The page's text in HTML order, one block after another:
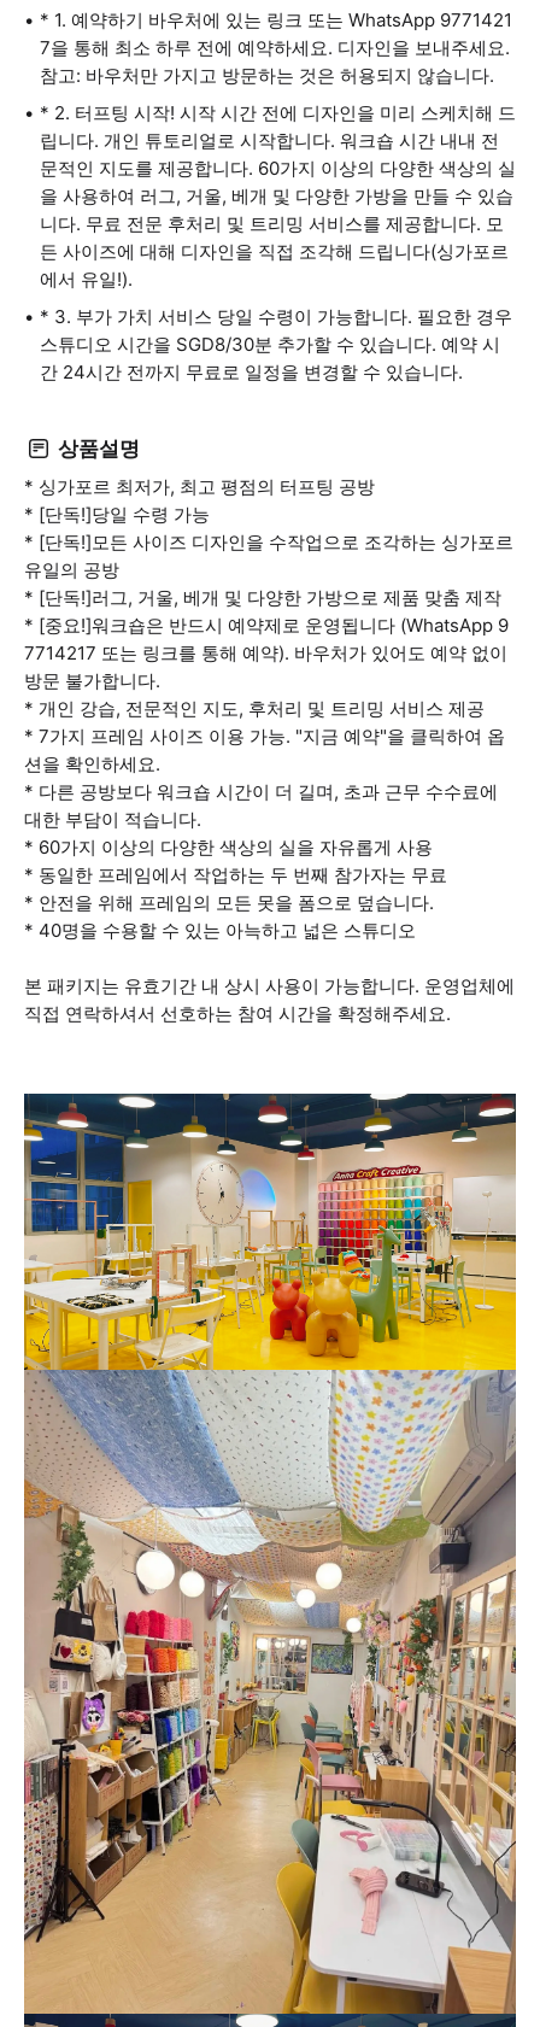
* 1. 예약하기 바우처에 있는 링크 또는 WhatsApp 9771421
7을 통해 최소 하루 전에 예약하세요. 디자인을 보내주세요.
참고: 바우처만 가지고 방문하는 것은 허용되지 않습니다.
* 2. 터프팅 시작! 시작 시간 전에 디자인을 미리 스케치해 드
립니다. 개인 튜토리얼로 시작합니다. 워크숍 시간 내내 전
문적인 지도를 제공합니다. 60가지 이상의 다양한 색상의 실
을 사용하여 러그, 거울, 베개 및 다양한 가방을 만들 수 있습
니다. 무료 전문 후처리 및 트리밍 서비스를 제공합니다. 모
든 사이즈에 대해 디자인을 직접 조각해 드립니다(싱가포르
에서 유일!).
* 3. 부가 가치 서비스 당일 수령이 가능합니다. 필요한 경우
스튜디오 시간을 SGD8/30분 추가할 수 있습니다. 예약 시
간 24시간 전까지 무료로 일정을 변경할 수 있습니다.
상품설명
* 싱가포르 최저가, 최고 평점의 터프팅 공방
* [단독!]당일 수령 가능
* [단독!]모든 사이즈 디자인을 수작업으로 조각하는 싱가포르
유일의 공방
* [단독!]러그, 거울, 베개 및 다양한 가방으로 제품 맞춤 제작
* [중요!]워크숍은 반드시 예약제로 운영됩니다 (WhatsApp 9
7714217 또는 링크를 통해 예약). 바우처가 있어도 예약 없이
방문 불가합니다.
* 개인 강습, 전문적인 지도, 후처리 및 트리밍 서비스 제공
* 7가지 프레임 사이즈 이용 가능. "지금 예약"을 클릭하여 옵
션을 확인하세요.
* 다른 공방보다 워크숍 시간이 더 길며, 초과 근무 수수료에
대한 부담이 적습니다.
* 60가지 이상의 다양한 색상의 실을 자유롭게 사용
* 동일한 프레임에서 작업하는 두 번째 참가자는 무료
* 안전을 위해 프레임의 모든 못을 폼으로 덮습니다.
* 40명을 수용할 수 있는 아늑하고 넓은 스튜디오
본 패키지는 유효기간 내 상시 사용이 가능합니다. 운영업체에
직접 연락하셔서 선호하는 참여 시간을 확정해주세요.